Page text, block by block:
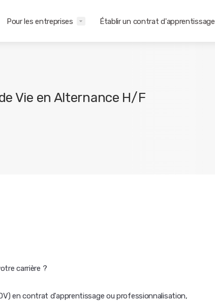
Pour les entreprises Établir un contrat d'apprentissage
Vie en Alternance H/F
carrière ?
en contrat d'apprentissage ou professionnalisation,